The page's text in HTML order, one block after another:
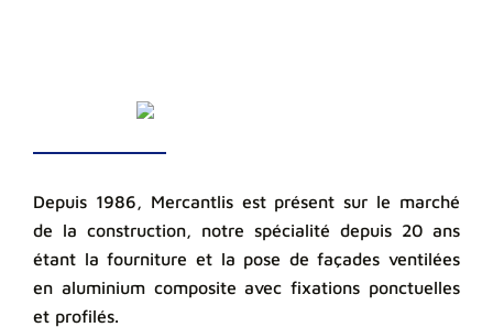
Depuis 1986, Mercantlis est présent sur le marché
de la construction, notre spécialité depuis 20 ans
étant la fourniture et la pose de façades ventilées
en aluminium composite avec fixations ponctuelles
et profilés.